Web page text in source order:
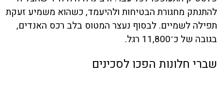
להתנתק מחגורת הבטיחות ולהיעמד, כשהוא משמיע זעקת
תפילה לשמיים. לבסוף נעצר המטוס בלב רכס האנדים,
בגובה של כ־11,800 רגל.
שברי חלונות הפכו לסכינים